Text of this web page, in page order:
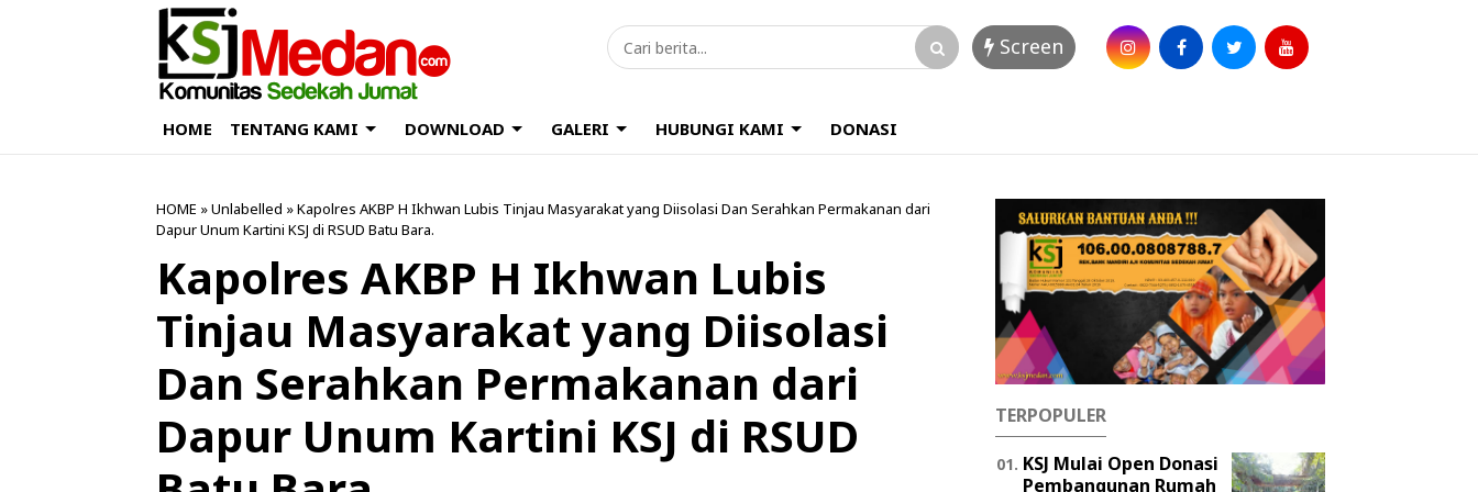
Screen
HOME TENTANG KAMI DOWNLOAD GALERI HUBUNGI KAMI DONASI
HOME » Unlabelled » Kapolres AKBP H Ikhwan Lubis Tinjau Masyarakat yang Diisolasi Dan Serahkan Permakanan dari
Dapur Unum Kartini KSJ di RSUD Batu Bara.
Kapolres AKBP H Ikhwan Lubis
Tinjau Masyarakat yang Diisolasi
Dan Serahkan Permakanan dari
Dapur Unum Kartini KSJ di RSUD
TERPOPULER
KSJ Mulai Open Donasi
Pembangunan Rumah